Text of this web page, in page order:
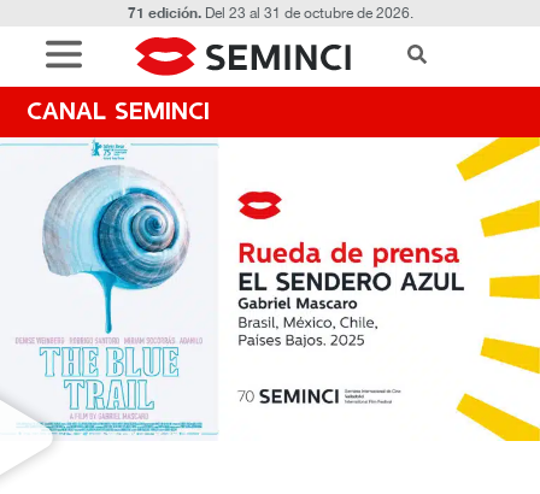
71 edición.Del 23 al 31 de octubre de 2026.
CANAL SEMINCI